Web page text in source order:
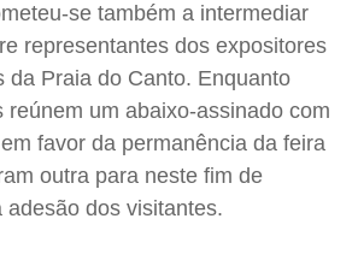
se também a intermediar
representantes dos expositores
da Praia do Canto. Enquanto
reúnem um abaixo-assinado com
favor da permanência da feira
outra para neste fim de
adesão dos visitantes.